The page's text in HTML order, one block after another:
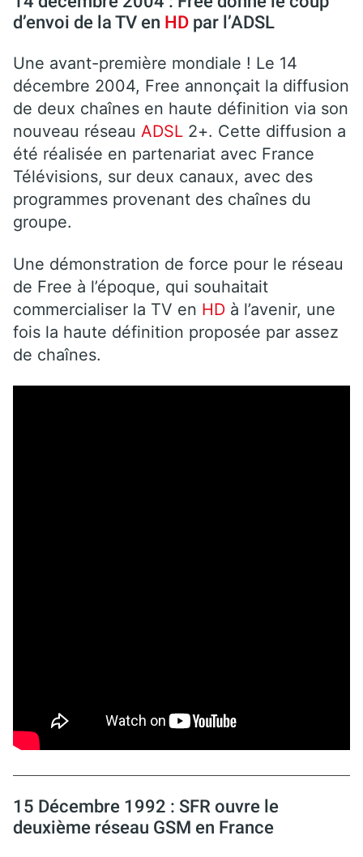
d’envoi de la TV en HD par l’ADSL
Une avant-première mondiale ! Le 14
décembre 2004, Free annonçait la diffusion
de deux chaînes en haute définition via son
nouveau réseau ADSL 2+. Cette diffusion a
été réalisée en partenariat avec France
Télévisions, sur deux canaux, avec des
programmes provenant des chaînes du
groupe.
Une démonstration de force pour le réseau
de Free à l’époque, qui souhaitait
commercialiser la TV en HD à l’avenir, une
fois la haute définition proposée par assez
de chaînes.
15 Décembre 1992 : SFR ouvre le
deuxième réseau GSM en France